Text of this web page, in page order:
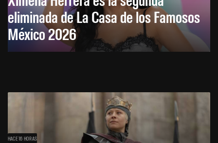
eliminada de La Casa de los Famosos
México 2026
HACE 16 HORAS